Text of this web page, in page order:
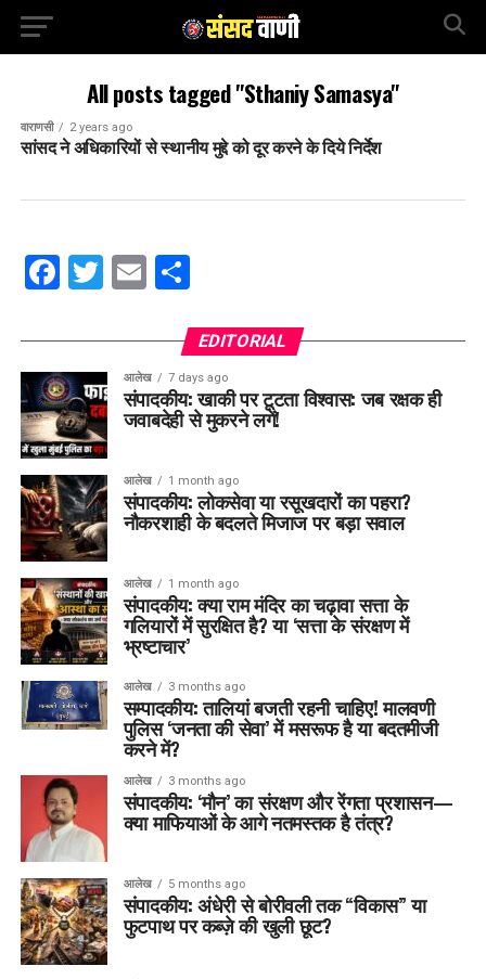
All posts tagged "Sthaniy Samasya"
वाराणसी 2 years ago
सांसद ने अधिकारियों से स्थानीय मुद्दे को दूर करने के दिये निर्देश
Facebook
Twitter
EmailShare
EDITORIAL
आलेख 7 days ago
संपादकीय: खाकी पर टूटता विश्वास: जब रक्षक ही
जवाबदेही से मुकरने लगें!
आलेख 1 month ago
संपादकीय: लोकसेवा या रसूखदारों का पहरा?
नौकरशाही के बदलते मिजाज पर बड़ा सवाल
आलेख 1 month ago
संपादकीय: क्या राम मंदिर का चढ़ावा सत्ता के
गलियारों में सुरक्षित है? या ‘सत्ता के संरक्षण में
भ्रष्टाचार’
आलेख 3 months ago
सम्पादकीय: तालियां बजती रहनी चाहिए! मालवणी
पुलिस ‘जनता की सेवा’ में मसरूफ है या बदतमीजी
करने में?
आलेख 3 months ago
संपादकीय: ‘मौन’ का संरक्षण और रेंगता प्रशासन—
क्या माफियाओं के आगे नतमस्तक है तंत्र?
आलेख 5 months ago
संपादकीय: अंधेरी से बोरीवली तक “विकास” या
फुटपाथ पर कब्ज़े की खुली छूट?